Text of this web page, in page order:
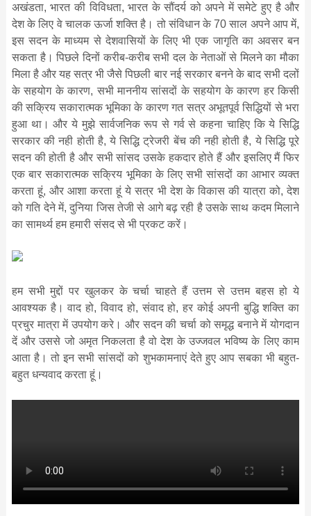
अखंडता, भारत की विविधता, भारत के सौंदर्य को अपने में समेटे हुए है और
देश के लिए वे चालक ऊर्जा शक्ति है। तो संविधान के 70 साल अपने आप में,
इस सदन के माध्यम से देशवासियों के लिए भी एक जागृति का अवसर बन
सकता है। पिछले दिनों करीब-करीब सभी दल के नेताओं से मिलने का मौका
मिला है और यह सत्र भी जैसे पिछली बार नई सरकार बनने के बाद सभी दलों
के सहयोग के कारण, सभी माननीय सांसदों के सहयोग के कारण हर किसी
की सक्रिय सकारात्मक भूमिका के कारण गत सत्र अभूतपूर्व सिद्धियों से भरा
हुआ था। और ये मुझे सार्वजनिक रूप से गर्व से कहना चाहिए कि ये सिद्धि
सरकार की नही होती है, ये सिद्धि ट्रेजरी बेंच की नही होती है, ये सिद्धि पूरे
सदन की होती है और सभी सांसद उसके हकदार होते हैं और इसलिए मैं फिर
एक बार सकारात्मक सक्रिय भूमिका के लिए सभी सांसदों का आभार व्यक्त
करता हूं, और आशा करता हूं ये सत्र भी देश के विकास की यात्रा को, देश
को गति देने में, दुनिया जिस तेजी से आगे बढ़ रही है उसके साथ कदम मिलाने
का सामर्थ्य हम हमारी संसद से भी प्रकट करें।
हम सभी मुद्दों पर खुलकर के चर्चा चाहते हैं उत्तम से उत्तम बहस हो ये
आवश्यक है। वाद हो, विवाद हो, संवाद हो, हर कोई अपनी बुद्धि शक्ति का
प्रचुर मात्रा में उपयोग करे। और सदन की चर्चा को समृद्ध बनाने में योगदान
दें और उससे जो अमृत निकलता है वो देश के उज्जवल भविष्य के लिए काम
आता है। तो इन सभी सांसदों को शुभकामनाएं देते हुए आप सबका भी बहुत-
बहुत धन्यवाद करता हूं।